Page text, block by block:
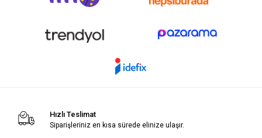
Hızlı Teslimat
Siparişleriniz en kısa sürede elinize ulaşır.